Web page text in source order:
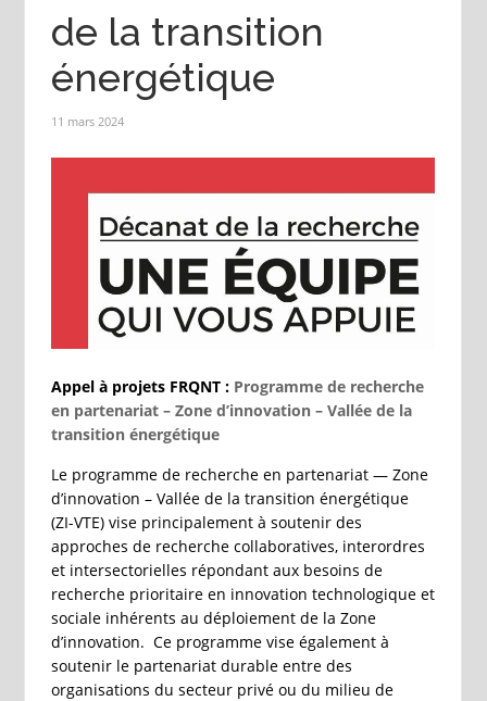
de la transition
énergétique
11 mars 2024
Appel à projets FRQNT : Programme de recherche
en partenariat – Zone d’innovation – Vallée de la
transition énergétique
Le programme de recherche en partenariat — Zone
d’innovation – Vallée de la transition énergétique
(ZI-VTE) vise principalement à soutenir des
approches de recherche collaboratives, interordres
et intersectorielles répondant aux besoins de
recherche prioritaire en innovation technologique et
sociale inhérents au déploiement de la Zone
d’innovation. Ce programme vise également à
soutenir le partenariat durable entre des
organisations du secteur privé ou du milieu de